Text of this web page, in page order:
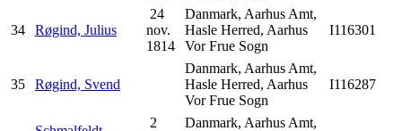
34 Røgind, Julius
24
nov.
1814
Danmark, Aarhus Amt,
Hasle Herred, Aarhus
Vor Frue Sogn
I116301
35 Røgind, Svend
Danmark, Aarhus Amt,
Hasle Herred, Aarhus
Vor Frue Sogn
I116287
2
Danmark, Aarhus Amt,